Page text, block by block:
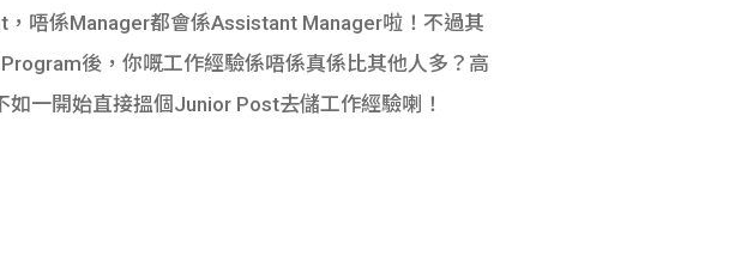
唔係Manager都會係Assistant Manager啦！不過其
後，你嘅工作經驗係唔係真係比其他人多？高
一開始直接搵個Junior Post去儲工作經驗喇！